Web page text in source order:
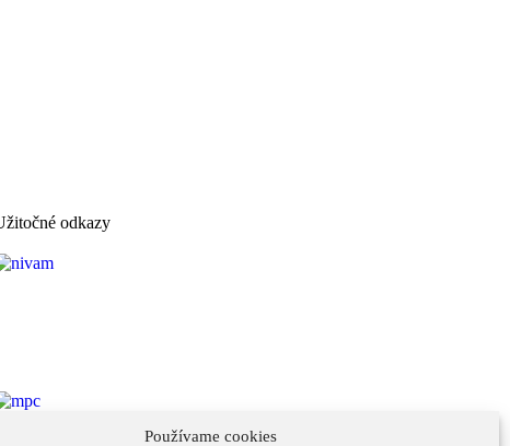
Používame cookies
odkazy